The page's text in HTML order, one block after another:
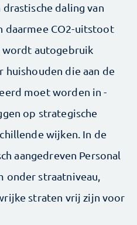
daling van
daarmee CO2-uitstoot
wordt autogebruik
die aan de
moet worden in
op strategische
wijken. In de
aangedreven Personal
onder straatniveau,
straten vrij zijn voor